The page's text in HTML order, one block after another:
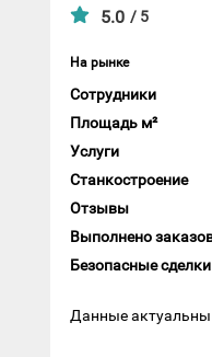
5.0 / 5
На рынке
Сотрудники
Площадь м²
Услуги
Станкостроение
Отзывы
Выполнено
Безопасные сделки
Данные